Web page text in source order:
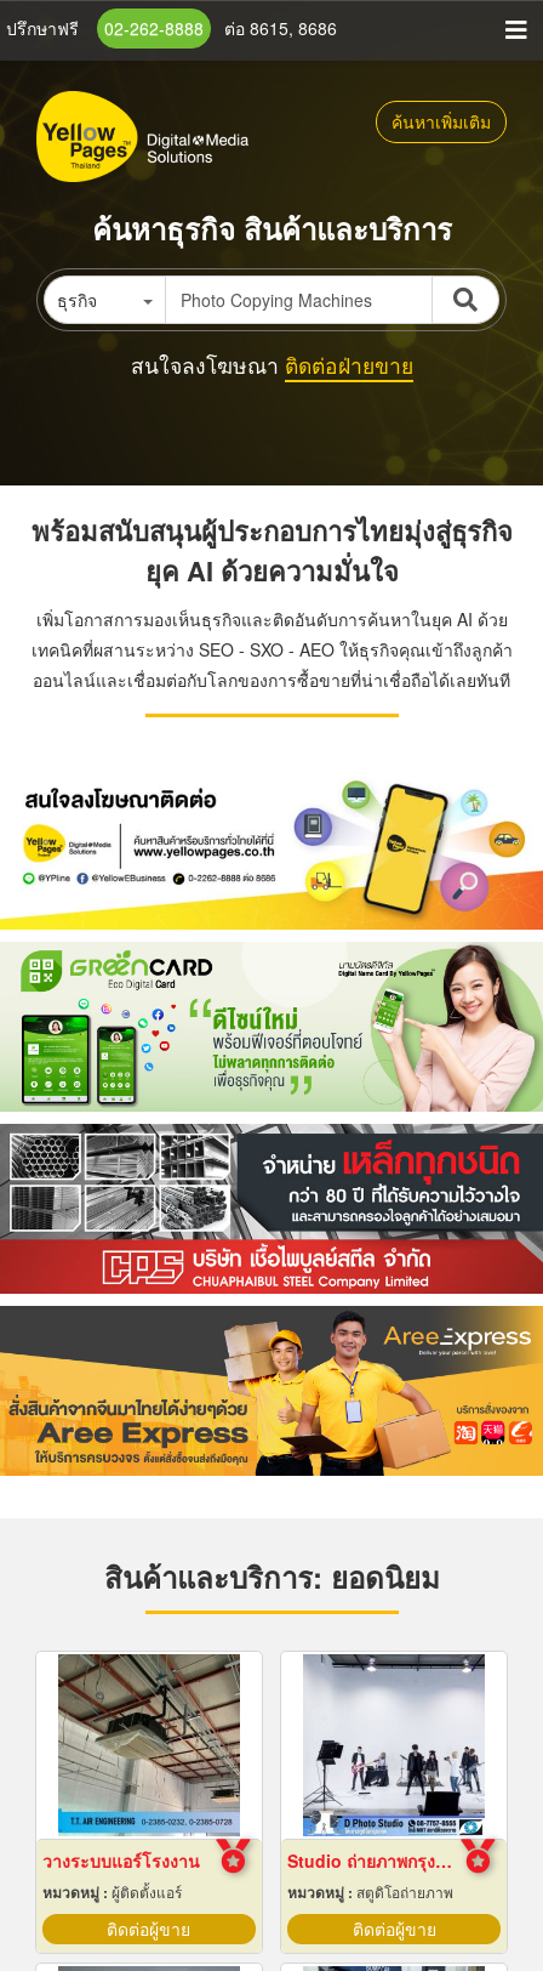
ข้าม
เนื้อหา
หลัก
ปรึกษาฟรี 02-262-8888 ต่อ 8615, 8686
ค้นหาเพิ่มเติม
ค้นหาธุรกิจ สินค้าและบริการ
ธุรกิจ
สนใจลงโฆษณา ติดต่อฝ่ายขาย
พร้อมสนับสนุนผู้ประกอบการไทยมุ่งสู่ธุรกิจ
ยุค AI ด้วยความมั่นใจ
เพิ่มโอกาสการมองเห็นธุรกิจและติดอันดับการค้นหาในยุค AI ด้วย
เทคนิคที่ผสานระหว่าง SEO - SXO - AEO ให้ธุรกิจคุณเข้าถึงลูกค้า
ออนไลน์และเชื่อมต่อกับโลกของการซื้อขายที่น่าเชื่อถือได้เลยทันที
สินค้าและบริการ: ยอดนิยม
วางระบบแอร์โรงงาน
หมวดหมู่ : ผู้ติดตั้งแอร์
ติดต่อผู้ขาย
Studio ถ่ายภาพกรุงเทพ
หมวดหมู่ : สตูดิโอถ่ายภาพ
ติดต่อผู้ขาย